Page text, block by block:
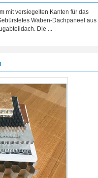
mit versiegelten Kanten für das
Waben-Dachpaneel aus
Die ...